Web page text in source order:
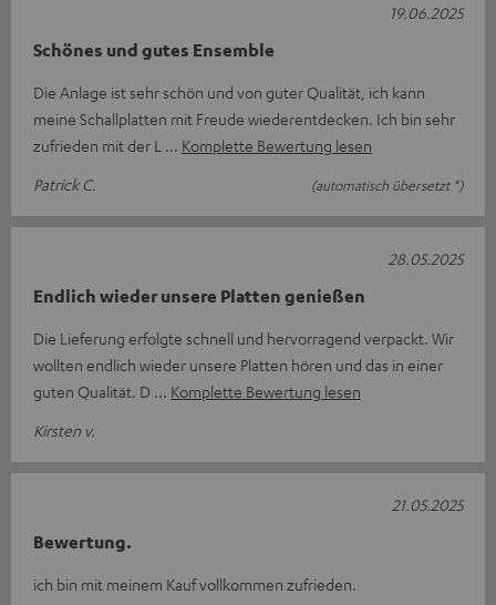
Schönes und gutes Ensemble
Die Anlage ist sehr schön und von guter Qualität, ich kann
meine Schallplatten mit Freude wiederentdecken. Ich bin sehr
zufrieden mit der L
Komplette Bewertung lesen
Patrick C.
(automatisch übersetzt *)
19.06.2025
Endlich wieder unsere Platten genießen
Die Lieferung erfolgte schnell und hervorragend verpackt. Wir
wollten endlich wieder unsere Platten hören und das in einer
guten Qualität. D
Komplette Bewertung lesen
Kirsten v.
28.05.2025
Bewertung.
ich bin mit meinem Kauf vollkommen zufrieden.
21.05.2025